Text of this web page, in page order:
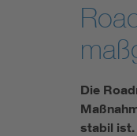
Die
stabil ist.